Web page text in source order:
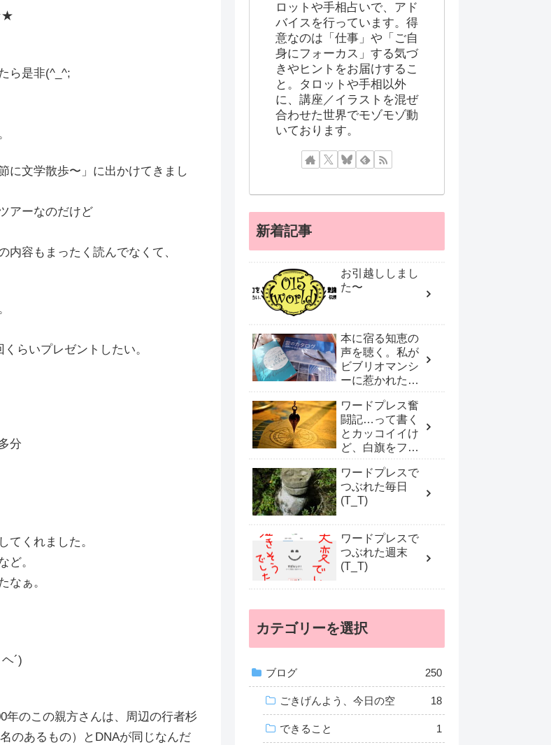
ら是非(^_^;
文学散歩〜」に出かけてきまし
アーなのだけど
容もまったく読んでなくて、
らいプレゼントしたい。
分
てくれました。
ど。
なぁ。
´)
年のこの親方さんは、周辺の行者杉
名のあるもの）とDNAが同じなんだ
ロットや手相占いで、アド
バイスを行っています。得
意なのは「仕事」や「ご自
身にフォーカス」する気づ
きやヒントをお届けするこ
と。タロットや手相以外
に、講座／イラストを混ぜ
合わせた世界でモゾモゾ動
いております。
新着記事
お引越ししまし
た〜
本に宿る知恵の
声を聴く。私が
ビブリオマンシ
ーに惹かれたワ
ワードプレス奮
闘記…って書く
とカッコイイけ
ど、白旗をフリ
んだ！
ワードプレスで
つぶれた毎日
(T_T)
ワードプレスで
つぶれた週末
(T_T)
カテゴリーを選択
ブログ 250
ごきげんよう、今日の空 18
できること 1